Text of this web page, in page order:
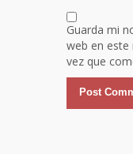
Guarda mi
web en este
vez que